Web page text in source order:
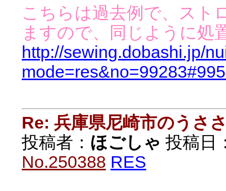
こちらは過去例で、スト
ますので、同じように処
http://sewing.dobashi.jp/
Re: 兵庫県尼崎市のうさ
投稿者： ほごしゃ 投稿日
No.250388 RES